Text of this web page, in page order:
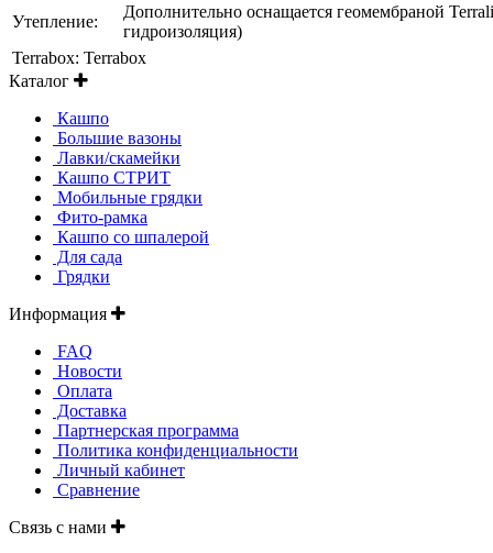
Утепление:
Дополнительно оснащается геомембраной
гидроизоляция)
Terrabox: Terrabox
Каталог
Кашпо
Большие вазоны
Лавки/скамейки
Кашпо СТРИТ
Мобильные грядки
Фито-рамка
Кашпо со шпалерой
Для сада
Грядки
Информация
FAQ
Новости
Оплата
Доставка
Партнерская программа
Политика конфиденциальности
Личный кабинет
Сравнение
Связь с нами